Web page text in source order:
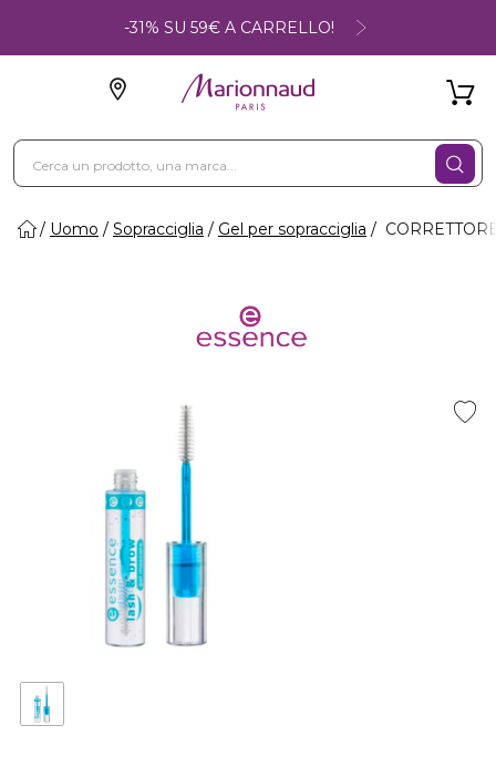
-31% SU 59€ A CARRELLO!
Uomo Sopracciglia Gel per sopracciglia